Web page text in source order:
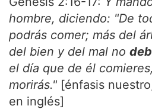
hombre, diciendo: "De
podrás comer; más del
del bien y del mal no
el día que de él
morirás." [énfasis
en inglés]